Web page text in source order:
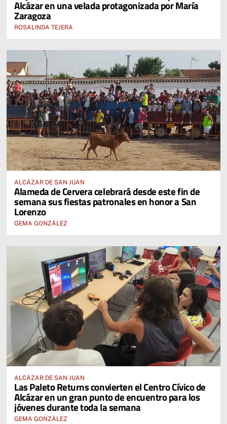
Alcázar en una velada protagonizada por María
Zaragoza
ROSALINDA TEJERA
ALCÁZAR DE SAN JUAN
Alameda de Cervera celebrará desde este fin de
semana sus fiestas patronales en honor a San
Lorenzo
GEMA GONZÁLEZ
ALCÁZAR DE SAN JUAN
Las Paleto Returns convierten el Centro Cívico de
Alcázar en un gran punto de encuentro para los
jóvenes durante toda la semana
GEMA GONZÁLEZ